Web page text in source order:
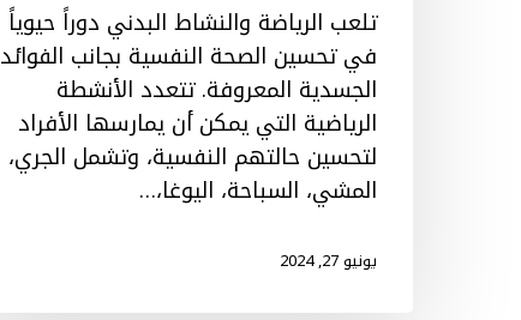
تلعب الرياضة والنشاط البدني دوراً حيوياً
في تحسين الصحة النفسية بجانب الفوائد
الجسدية المعروفة. تتعدد الأنشطة
الرياضية التي يمكن أن يمارسها الأفراد
لتحسين حالتهم النفسية، وتشمل الجري،
المشي، السباحة، اليوغا،…
يونيو 27, 2024